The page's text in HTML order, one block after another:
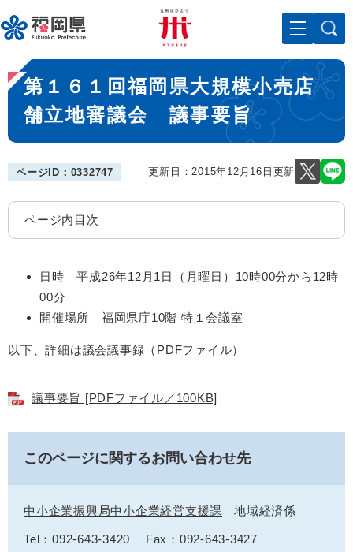
ー
ジ
先
頭
。
メニューを飛ばして本文へ
本
文
第１６１回福岡県大規模小売店
舗立地審議会 議事要旨
ページID：0332747 更新日：2015年12月16日更新
ページ内目次
日時 平成26年12月1日（月曜日）10時00分から12時
00分
開催場所 福岡県庁10階 特１会議室
以下、詳細は議会議事録（PDFファイル）
議事要旨 [PDFファイル／100KB]
このページに関するお問い合わせ先
中小企業振興局中小企業経営支援課 地域経済係
Tel：092-643-3420
Fax：092-643-3427